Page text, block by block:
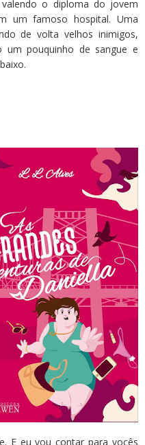
o diploma do jovem
um famoso hospital. Uma
de volta velhos inimigos,
um pouquinho de sangue e
E eu vou contar para vocês